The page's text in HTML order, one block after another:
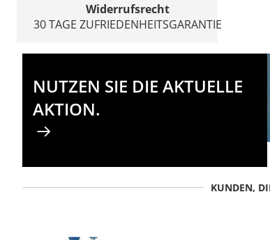
Widerrufsrecht
30 TAGE ZUFRIEDENHEITSGARANTIE
NUTZEN SIE DIE AKTUELLE
AKTION.
KUNDEN,